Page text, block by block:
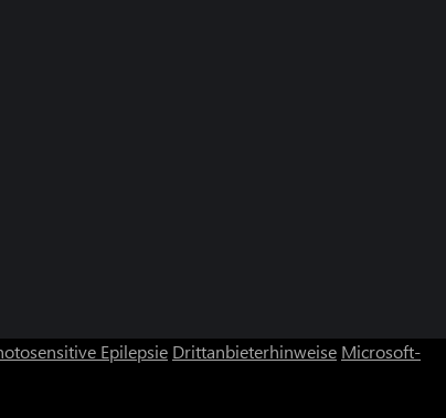
Epilepsie Drittanbieterhinweise Microsoft-